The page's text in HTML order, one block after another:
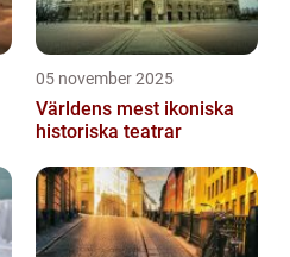
05 november 2025
Världens mest ikoniska
historiska teatrar